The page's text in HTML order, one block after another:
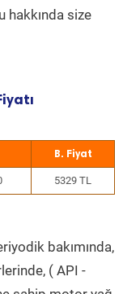
hakkında size
5329 TL
bakımında,
( API -